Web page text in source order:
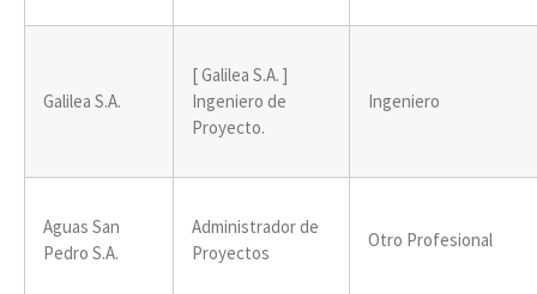
Galilea S.A.
[ Galilea S.A. ]
Ingeniero de
Proyecto.
Ingeniero
Aguas San
Pedro S.A.
Administrador de
Proyectos
Otro Profesional